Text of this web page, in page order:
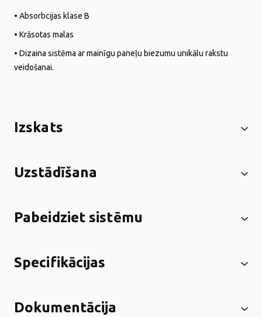
• Absorbcijas klase B
• Krāsotas malas
• Dizaina sistēma ar mainīgu paneļu biezumu unikālu rakstu
veidošanai.
Izskats
Uzstādīšana
Pabeidziet sistēmu
Specifikācijas
Dokumentācija